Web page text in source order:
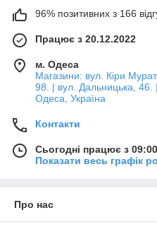
96% позитивних з 166
Працює з 20.12.2022
м. Одеса
Магазини: вул. Кіри
98. | вул. Дальницька, 46.
Одеса, Україна
Контакти
Сьогодні працює з
Показати весь графік
Про нас